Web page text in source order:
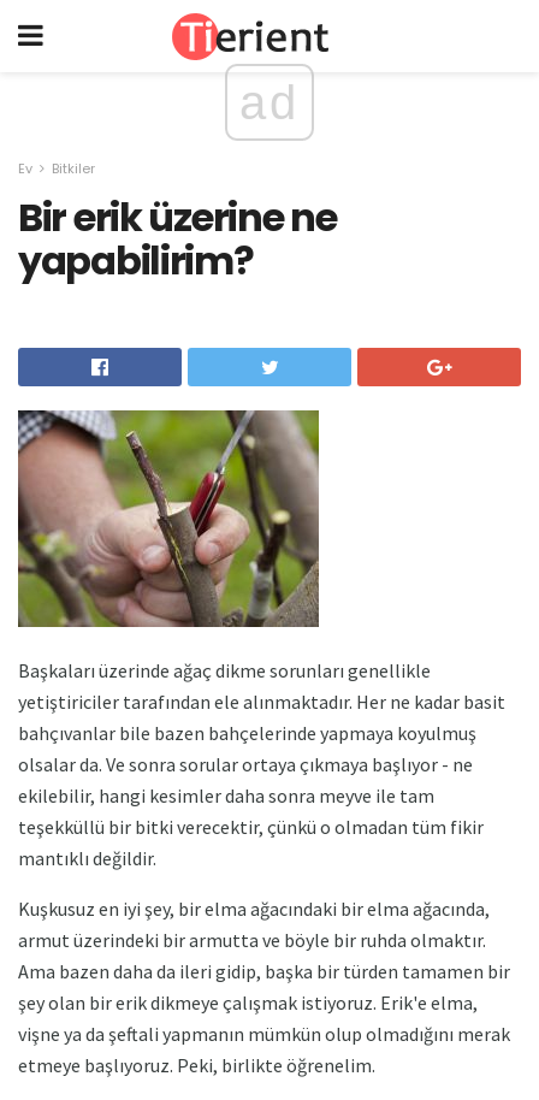
ad
Ev Bitkiler
Bir erik üzerine ne
yapabilirim?
Başkaları üzerinde ağaç dikme sorunları genellikle
yetiştiriciler tarafından ele alınmaktadır. Her ne kadar basit
bahçıvanlar bile bazen bahçelerinde yapmaya koyulmuş
olsalar da. Ve sonra sorular ortaya çıkmaya başlıyor - ne
ekilebilir, hangi kesimler daha sonra meyve ile tam
teşekküllü bir bitki verecektir, çünkü o olmadan tüm fikir
mantıklı değildir.
Kuşkusuz en iyi şey, bir elma ağacındaki bir elma ağacında,
armut üzerindeki bir armutta ve böyle bir ruhda olmaktır.
Ama bazen daha da ileri gidip, başka bir türden tamamen bir
şey olan bir erik dikmeye çalışmak istiyoruz. Erik'e elma,
vişne ya da şeftali yapmanın mümkün olup olmadığını merak
etmeye başlıyoruz. Peki, birlikte öğrenelim.